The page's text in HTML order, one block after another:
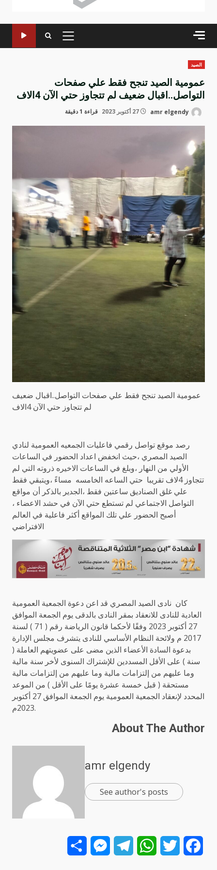
القائمة
الرئيسية
الصيد
عمومية الصيد تنجح فقط علي صفحات
التواصل..اقبال ضعيف لم تتجاوز حتي الآن 4الاف
قراءة 1 دقيقة
عمومية الصيد تنجح فقط علي صفحات التواصل..اقبال ضعيف
لم تتجاوز حتي الآن 4الاف
رصد موقع تواصل رقمي فاعليات الجمعيه العمومية لنادي
الصيد المصري ،حيث انخفض اعداد الحضور في الساعات
الأولي من النهار ،وبلغ في الساعات الاخيره ذروته التي لم
تتجاوز 4لاف تقريبا حتي الساعه الخامسه مساءً ،ويتبقي فقط
علي غلق الصناديق ساعتين فقط ،الجدير بالذكر أن مواقع
التواصل الاجتماعي لم تستطع حتي الآن في حشد الاعضاء ،
أصبح الحضور علي تلك المواقع أكثر فاعلية في العالم
الافتراضي
كان نادى الصيد المصري قد اعن دعوة الجمعية العمومية
العادية للنادى للانعقاد بمقر النادى بالدقى يوم الجمعة الموافق
27 أكتوبر 2023 وفقًا لأحكما قانون الرياضة رقم ( 71 ) لسنة
2017 م ولائحة النظام الأساسي للنادى يتشرف مجلس الإدارة
بدعوة السادة الأعضاء الذين مضى على عضويتهم العاملة (
سنة ) على الأقل المسددين للإشتراك السنوى لأخر سنة مالية
وما عليهم من إلتزامات مالية وما عليهم من إلتزامات مالية
مستحقة ( قبل خمسة عشرة يومًا على الأقل ) من الموعد
المحدد لإنعقاد الجمعية العمومية يوم الجمعة الموافق 27 أكتوبر
2023م.
About The Author
amr elgendy
See author's posts
Facebook
Twitter
WhatsApp
Telegram
Messenger